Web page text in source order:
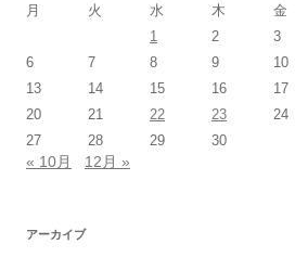
月
火 水 木 金
1
2 3
6
7 8 9 10
13
14 15 16 17
20
21 22 23 24
27
28 29 30
« 10月 12月 »
アーカイブ